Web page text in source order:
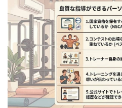
者のみ在
籍した実
力がある
トレーナ
ー陣
4.3
3位：
Dr.ト
レー
ニン
グ た